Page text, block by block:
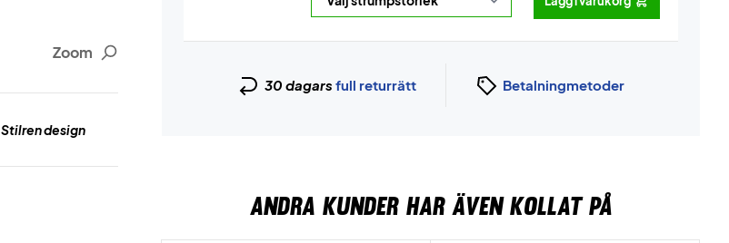
Zoom
Stilren design
30 dagars full returrätt Betalningmetoder
ANDRA KUNDER HAR ÄVEN KOLLAT PÅ